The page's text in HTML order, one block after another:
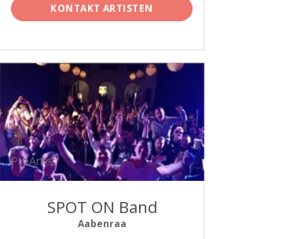
KONTAKT ARTISTEN
ProArtist
SPOT ON Band
Aabenraa